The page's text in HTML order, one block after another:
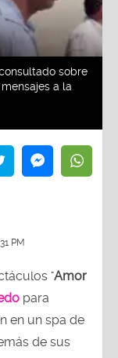
sobre
a la
PM
"Amor
para
en un spa de
de sus